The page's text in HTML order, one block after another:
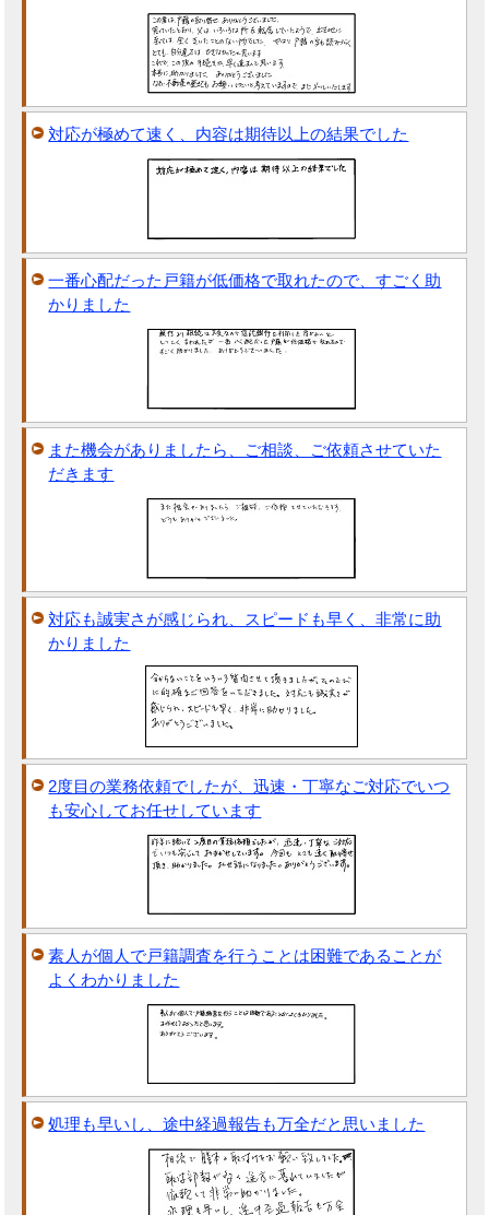
対応が極めて速く、内容は期待以上の結果でした
一番心配だった戸籍が低価格で取れたので、すごく助
かりました
また機会がありましたら、ご相談、ご依頼させていた
だきます
対応も誠実さが感じられ、スピードも早く、非常に助
かりました
2度目の業務依頼でしたが、迅速・丁寧なご対応でいつ
も安心してお任せしています
素人が個人で戸籍調査を行うことは困難であることが
よくわかりました
処理も早いし、途中経過報告も万全だと思いました